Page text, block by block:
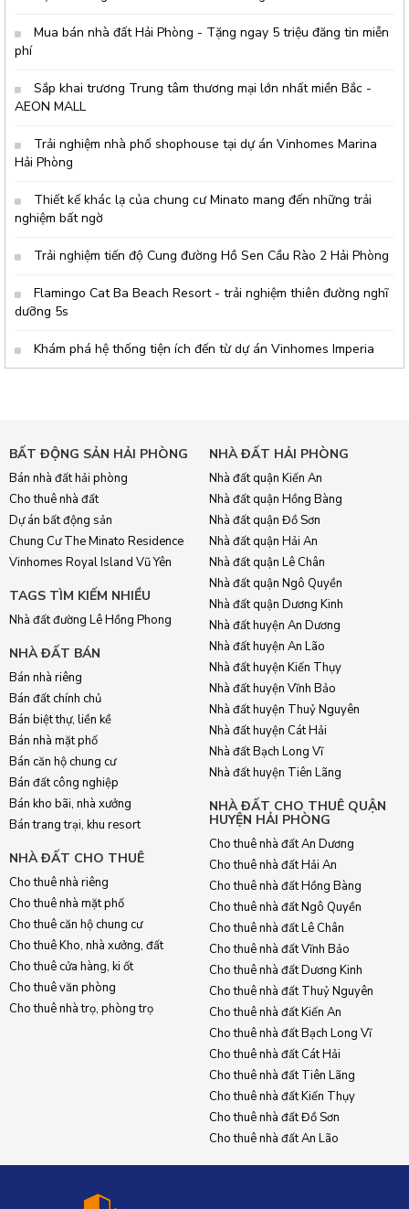
Mua bán nhà đất Hải Phòng - Tặng ngay 5 triệu đăng tin miễn
phí
Sắp khai trương Trung tâm thương mại lớn nhất miền Bắc -
AEON MALL
Trải nghiệm nhà phố shophouse tại dự án Vinhomes Marina
Hải Phòng
Thiết kế khác lạ của chung cư Minato mang đến những trải
nghiệm bất ngờ
Trải nghiệm tiến độ Cung đường Hồ Sen Cầu Rào 2 Hải Phòng
Flamingo Cat Ba Beach Resort - trải nghiệm thiên đường nghĩ
dưỡng 5s
Khám phá hệ thống tiện ích đến từ dự án Vinhomes Imperia
BẤT ĐỘNG SẢN HẢI PHÒNG
Bán nhà đất hải phòng
Cho thuê nhà đất
Dự án bất động sản
Chung Cư The Minato Residence
Vinhomes Royal Island Vũ Yên
TAGS TÌM KIẾM NHIỀU
Nhà đất đường Lê Hồng Phong
NHÀ ĐẤT BÁN
Bán nhà riêng
Bán đất chính chủ
Bán biệt thự, liền kề
Bán nhà mặt phố
Bán căn hộ chung cư
Bán đất công nghiệp
Bán kho bãi, nhà xưởng
Bán trang trại, khu resort
NHÀ ĐẤT CHO THUÊ
Cho thuê nhà riêng
Cho thuê nhà mặt phố
Cho thuê căn hộ chung cư
Cho thuê Kho, nhà xưởng, đất
Cho thuê cửa hàng, ki ốt
Cho thuê văn phòng
Cho thuê nhà trọ, phòng trọ
NHÀ ĐẤT HẢI PHÒNG
Nhà đất quận Kiến An
Nhà đất quận Hồng Bàng
Nhà đất quận Đồ Sơn
Nhà đất quận Hải An
Nhà đất quận Lê Chân
Nhà đất quận Ngô Quyền
Nhà đất quận Dương Kinh
Nhà đất huyện An Dương
Nhà đất huyện An Lão
Nhà đất huyện Kiến Thụy
Nhà đất huyện Vĩnh Bảo
Nhà đất huyện Thuỷ Nguyên
Nhà đất huyện Cát Hải
Nhà đất Bạch Long Vĩ
Nhà đất huyện Tiên Lãng
NHÀ ĐẤT CHO THUÊ QUẬN
HUYỆN HẢI PHÒNG
Cho thuê nhà đất An Dương
Cho thuê nhà đất Hải An
Cho thuê nhà đất Hồng Bàng
Cho thuê nhà đất Ngô Quyền
Cho thuê nhà đất Lê Chân
Cho thuê nhà đất Vĩnh Bảo
Cho thuê nhà đất Dương Kinh
Cho thuê nhà đất Thuỷ Nguyên
Cho thuê nhà đất Kiến An
Cho thuê nhà đất Bạch Long Vĩ
Cho thuê nhà đất Cát Hải
Cho thuê nhà đất Tiên Lãng
Cho thuê nhà đất Kiến Thụy
Cho thuê nhà đất Đồ Sơn
Cho thuê nhà đất An Lão